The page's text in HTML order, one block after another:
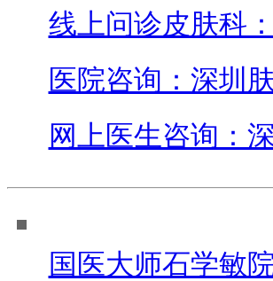
线上问诊皮肤科
医院咨询：深圳
网上医生咨询：
国医大师石学敏